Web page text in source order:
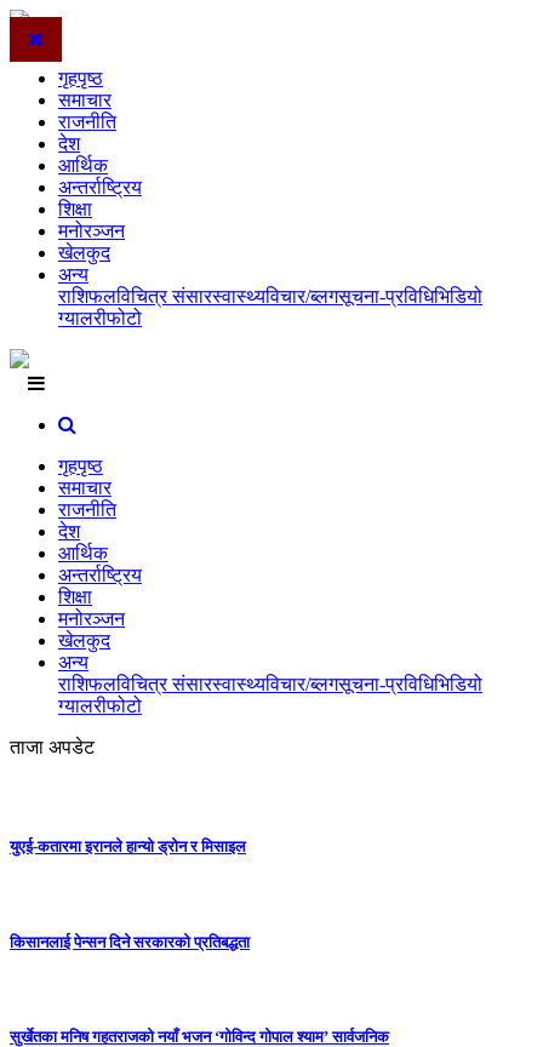
गृहपृष्ठ
समाचार
राजनीति
देश
आर्थिक
अन्तर्राष्ट्रिय
शिक्षा
मनोरञ्जन
खेलकुद
अन्य
राशिफलविचित्र संसारस्वास्थ्यविचार/ब्लगसूचना-प्रविधिभिडियो
ग्यालरीफोटो
गृहपृष्ठ
समाचार
राजनीति
देश
आर्थिक
अन्तर्राष्ट्रिय
शिक्षा
मनोरञ्जन
खेलकुद
अन्य
राशिफलविचित्र संसारस्वास्थ्यविचार/ब्लगसूचना-प्रविधिभिडियो
ग्यालरीफोटो
ताजा अपडेट
युएई-कतारमा इरानले हान्यो ड्रोन र मिसाइल
किसानलाई पेन्सन दिने सरकारको प्रतिबद्धता
सुर्खेतका मनिष गहतराजको नयाँ भजन ‘गोविन्द गोपाल श्याम’ सार्वजनिक